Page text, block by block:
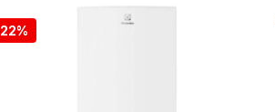
22%